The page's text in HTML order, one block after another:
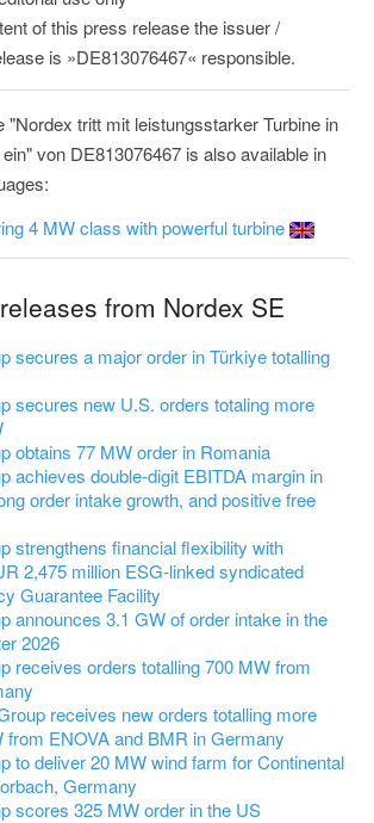
of this press release the issuer /
is »DE813076467« responsible.
"Nordex tritt mit leistungsstarker Turbine in
von DE813076467 is also available in
4 MW class with powerful turbine
from Nordex SE
secures a major order in Türkiye totalling
secures new U.S. orders totaling more
obtains 77 MW order in Romania
achieves double-digit EBITDA margin in
order intake growth, and positive free
strengthens financial flexibility with
2,475 million ESG-linked syndicated
Guarantee Facility
announces 3.1 GW of order intake in the
2026
receives orders totalling 700 MW from
receives new orders totalling more
from ENOVA and BMR in Germany
to deliver 20 MW wind farm for Continental
Germany
scores 325 MW order in the US